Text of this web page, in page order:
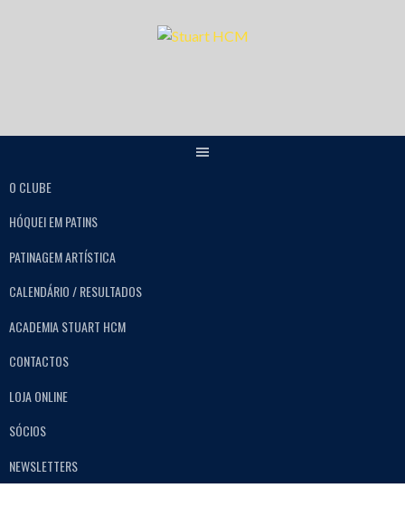
O CLUBE
HÓQUEI EM PATINS
PATINAGEM ARTÍSTICA
CALENDÁRIO / RESULTADOS
ACADEMIA STUART HCM
CONTACTOS
LOJA ONLINE
SÓCIOS
NEWSLETTERS